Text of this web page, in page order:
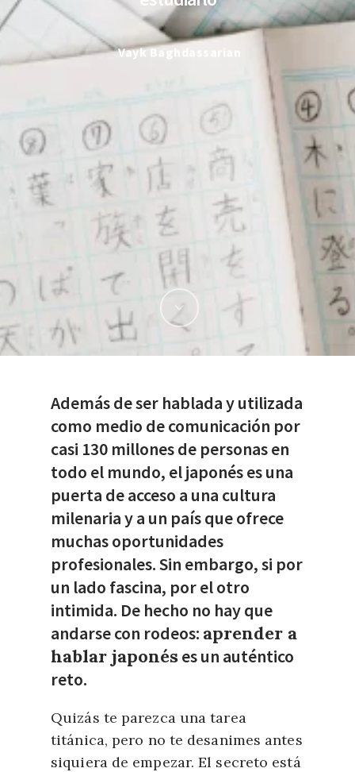
Vayk Baghdassarian
Además de ser habladayutilizada
como medio de comunicación por
casi 130 millonesde personasen
todo el mundo, el japonésesuna
puerta de acceso a una cultura
milenariaya un país que ofrece
muchasoportunidades
profesionales.Sin embargo, si por
un lado fascina, por el otro
intimida. De hecho no hay que
andarse con rodeos: aprender a
hablarjaponéses un auténtico
reto.
Quizás te parezca una tarea
titánica, pero no te desanimes antes
siquiera de empezar. El secreto está